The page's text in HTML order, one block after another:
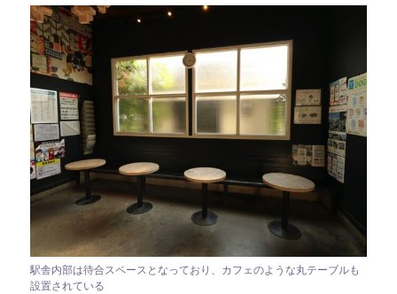
駅舎内部は待合スペースとなっており、カフェのような丸テーブルも
設置されている